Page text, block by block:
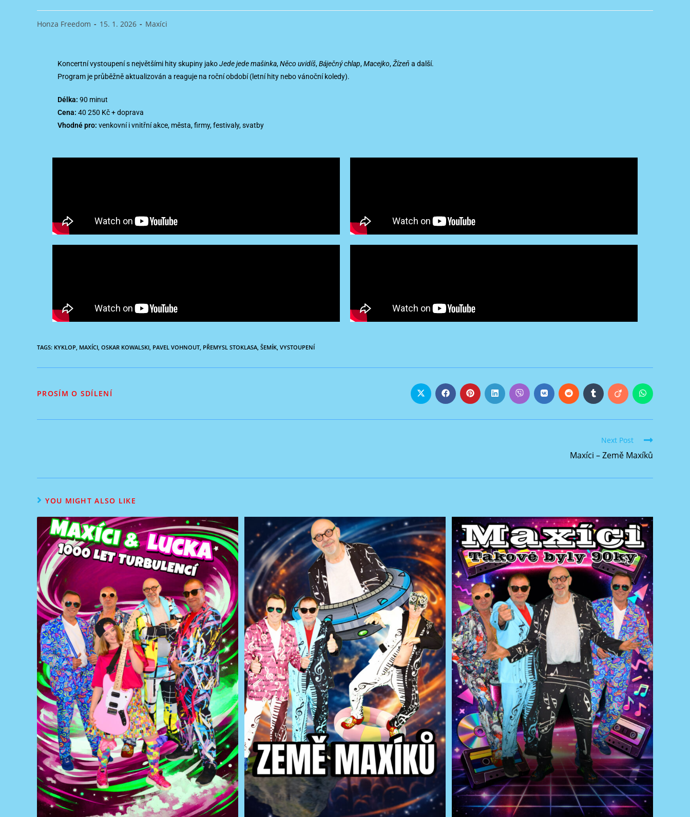
Honza Freedom 15. 1. 2026 Maxíci
Koncertní vystoupení s největšími hity skupiny jakoJede jede mašinka,Něco uvidíš,Báječný chlap,Macejko,Žízeň a další.
Program je průběžně aktualizován a reaguje na roční období (letní hity nebo vánoční koledy).
Délka: 90 minut
Cena: 40 250 Kč + doprava
Vhodné pro: venkovní i vnitřní akce, města, firmy, festivaly, svatby
TAGS: KYKLOP, MAXÍCI, OSKAR KOWALSKI, PAVEL VOHNOUT, PŘEMYSL STOKLASA, ŠEMÍK, VYSTOUPENÍ
PROSÍM O SDÍLENÍ
Next Post
Maxíci – Země Maxíků
YOU MIGHT ALSO LIKE